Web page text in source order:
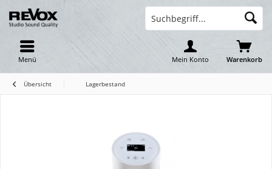
Menü Warenkorb
Mein Konto
Übersicht Lagerbestand